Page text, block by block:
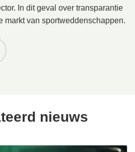
In dit geval over transparantie
markt van sportweddenschappen.
nieuws